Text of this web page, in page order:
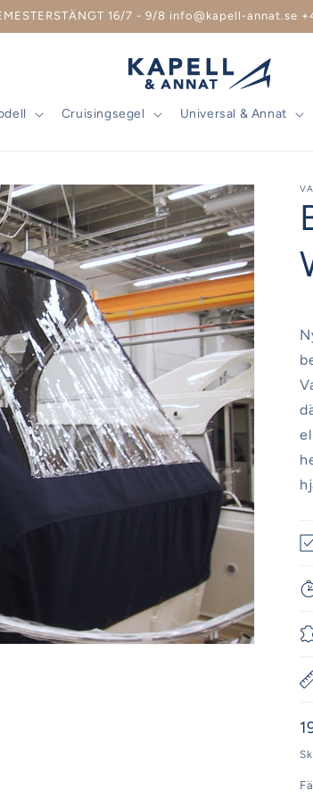
16/7 - 9/8 info@kapell-annat.se
Cruisingsegel Universal & Annat